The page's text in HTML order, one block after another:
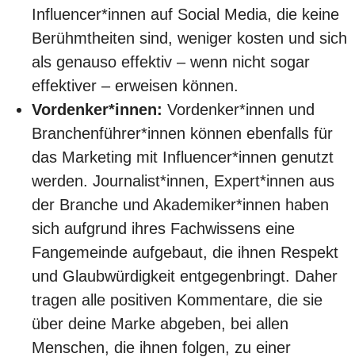
Influencer*innen auf Social Media, die keine
Berühmtheiten sind, weniger kosten und sich
als genauso effektiv – wenn nicht sogar
effektiver – erweisen können.
Vordenker*innen: Vordenker*innen und
Branchenführer*innen können ebenfalls für
das Marketing mit Influencer*innen genutzt
werden. Journalist*innen, Expert*innen aus
der Branche und Akademiker*innen haben
sich aufgrund ihres Fachwissens eine
Fangemeinde aufgebaut, die ihnen Respekt
und Glaubwürdigkeit entgegenbringt. Daher
tragen alle positiven Kommentare, die sie
über deine Marke abgeben, bei allen
Menschen, die ihnen folgen, zu einer